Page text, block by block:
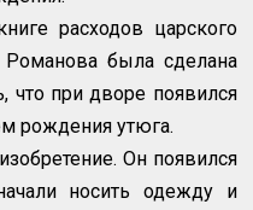
расходов царского
была сделана
что при дворе появился
рождения утюга.
Он появился
носить одежду и